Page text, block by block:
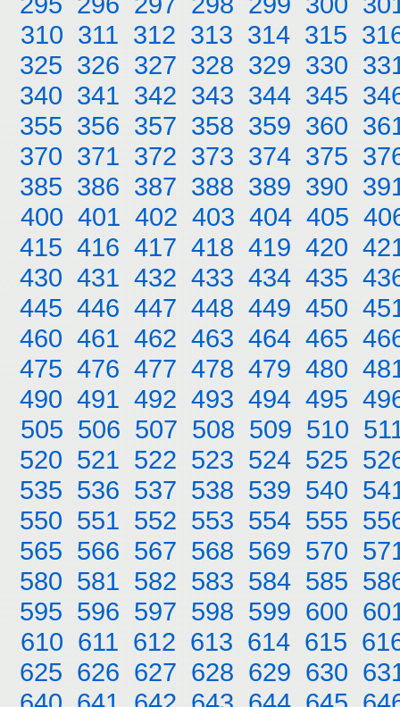
310 311 312 313 314 315
325 326 327 328 329 330
340 341 342 343 344 345
355 356 357 358 359 360
370 371 372 373 374 375
385 386 387 388 389 390
400 401 402 403 404 405
415 416 417 418 419 420
430 431 432 433 434 435
445 446 447 448 449 450
460 461 462 463 464 465
475 476 477 478 479 480
490 491 492 493 494 495
505 506 507 508 509 510
520 521 522 523 524 525
535 536 537 538 539 540
550 551 552 553 554 555
565 566 567 568 569 570
580 581 582 583 584 585
595 596 597 598 599 600
610 611 612 613 614 615
625 626 627 628 629 630